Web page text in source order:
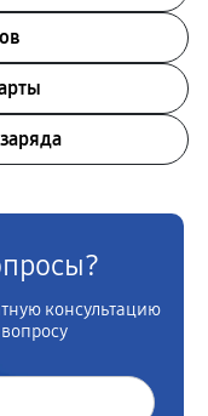
консультацию